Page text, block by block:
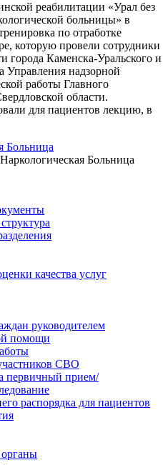
реабилитации «Урал без
больницы» в
по отработке
которую провели сотрудники
города Каменска-Уральского и
Управления надзорной
работы Главного
области.
для пациентов лекцию, в
Больница
качества услуг
руководителем
помощи
СВО
первичный прием/
распорядка для пациентов